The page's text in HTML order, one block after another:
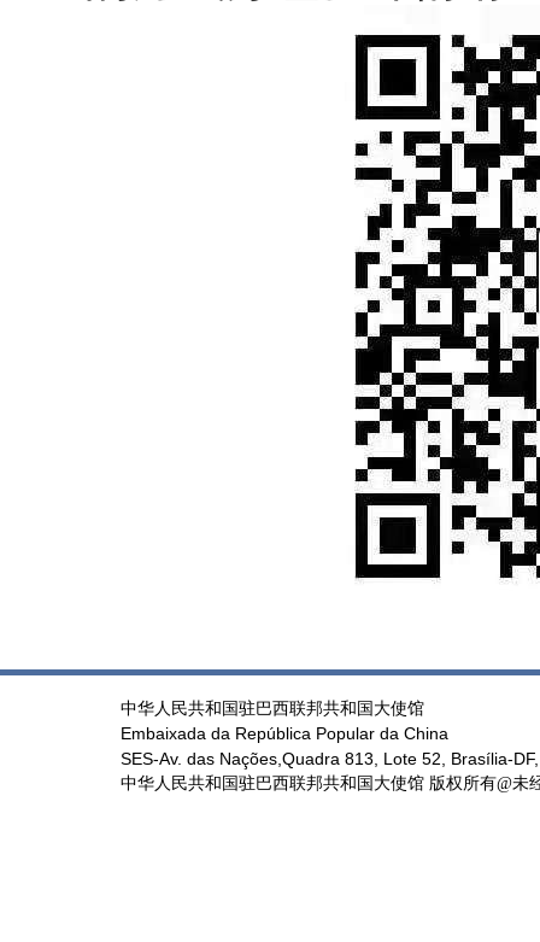
中华人民共和国驻巴西联邦共和国大使馆
Embaixada da República Popular da China
SES-Av. das Nações,Quadra 813, Lote 52, Brasília-
中华人民共和国驻巴西联邦共和国大使馆 版权所有@未